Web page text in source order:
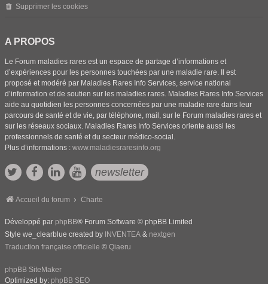
Supprimer les cookies
A PROPOS
Le Forum maladies rares est un espace de partage d’informations et
d’expériences pour les personnes touchées par une maladie rare. Il est
proposé et modéré par Maladies Rares Info Services, service national
d’information et de soutien sur les maladies rares. Maladies Rares Info Services
aide au quotidien les personnes concernées par une maladie rare dans leur
parcours de santé et de vie, par téléphone, mail, sur le Forum maladies rares et
sur les réseaux sociaux. Maladies Rares Info Services oriente aussi les
professionnels de santé et du secteur médico-social.
Plus d’informations : www.maladiesraresinfo.org
newsletter
Accueil du forum Charte
Développé par phpBB® Forum Software © phpBB Limited
Style we_clearblue created by INVENTEA & nextgen
Traduction française officielle © Qiaeru
phpBB SiteMaker
Optimized by: phpBB SEO